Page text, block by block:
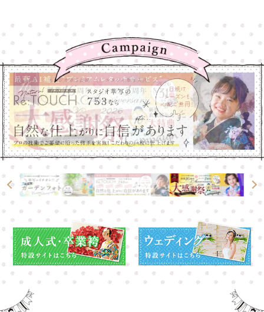
高崎店
大宮店
高崎店
大宮店